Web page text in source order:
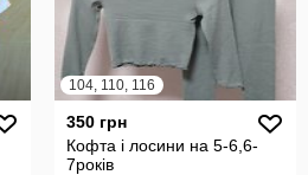
104, 110, 116
350 грн
Кофта і лосини на 5-6,6-
7років